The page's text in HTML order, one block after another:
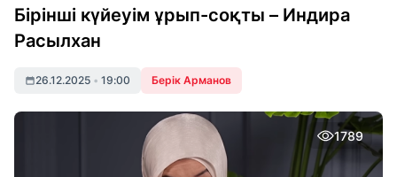
Бірінші күйеуім ұрып-соқты – Индира
Расылхан
26.12.2025 • 19:00 Берік Арманов
1789